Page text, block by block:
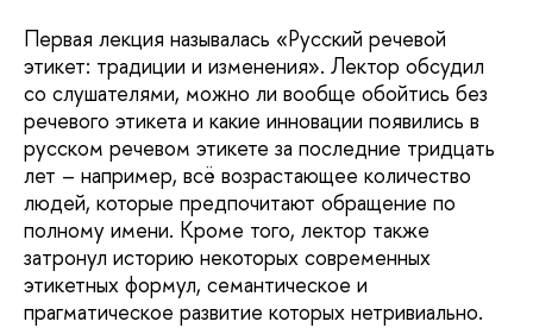
Первая лекция называлась «Русский речевой
этикет: традиции и изменения». Лектор обсудил
со слушателями, можно ли вообще обойтись без
речевого этикета и какие инновации появились в
русском речевом этикете за последние тридцать
лет – например, всё возрастающее количество
людей, которые предпочитают обращение по
полному имени. Кроме того, лектор также
затронул историю некоторых современных
этикетных формул, семантическое и
прагматическое развитие которых нетривиально.